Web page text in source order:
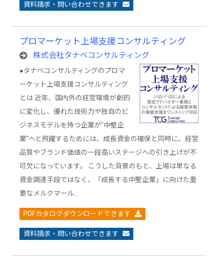
資料請求・問い合わせできます
プロマーケット上場支援コンサルティング
株式会社タナベコンサルティング
●タナベコンサルティングのプロマ
ーケット上場支援コンサルティング
とは 近年、国内外の経営環境が劇的
に変化し、優れた技術力や独自のビ
ジネスモデルを持つ企業が"中堅企
業"へと飛躍するためには、成長資金の確保と同時に、経営
品質やブランド価値の一段高いステージへの引き上げが不
可欠になっています。 こうした背景のもと、上場は単なる
資金調達手段ではなく、「成長する中堅企業」に向けた重
要なメルクマール…
PDFカタログダウンロードできます
資料請求・問い合わせできます